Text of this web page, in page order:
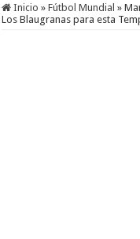
Inicio » Fútbol Mundial »
Los Blaugranas para esta